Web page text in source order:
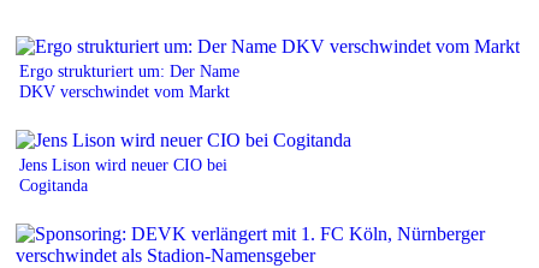
Ergo strukturiert um: Der Name
DKV verschwindet vom Markt
Jens Lison wird neuer CIO bei
Cogitanda